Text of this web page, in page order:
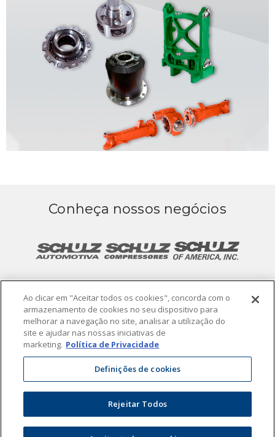
Conheça nossos negócios
Termos de Uso Política de Privacidade
© 2019. Todos os direitos reservados.
Powered by
Ao clicar em "Aceitar todos os cookies", concorda com o
armazenamento de cookies no seu dispositivo para
melhorar a navegação no site, analisar a utilização do
site e ajudar nas nossas iniciativas de
marketing. Política de Privacidade
Definições de cookies
Rejeitar Todos